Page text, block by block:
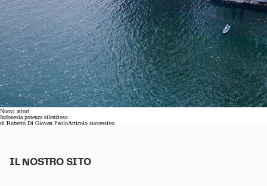
Nuovi attori
Indonesia potenza silenziosa
di Roberto Di Giovan PaoloArticolo successivo
IL NOSTRO SITO